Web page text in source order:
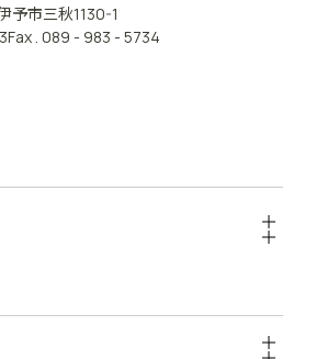
予市三秋1130-1
Fax . 089 - 983 - 5734